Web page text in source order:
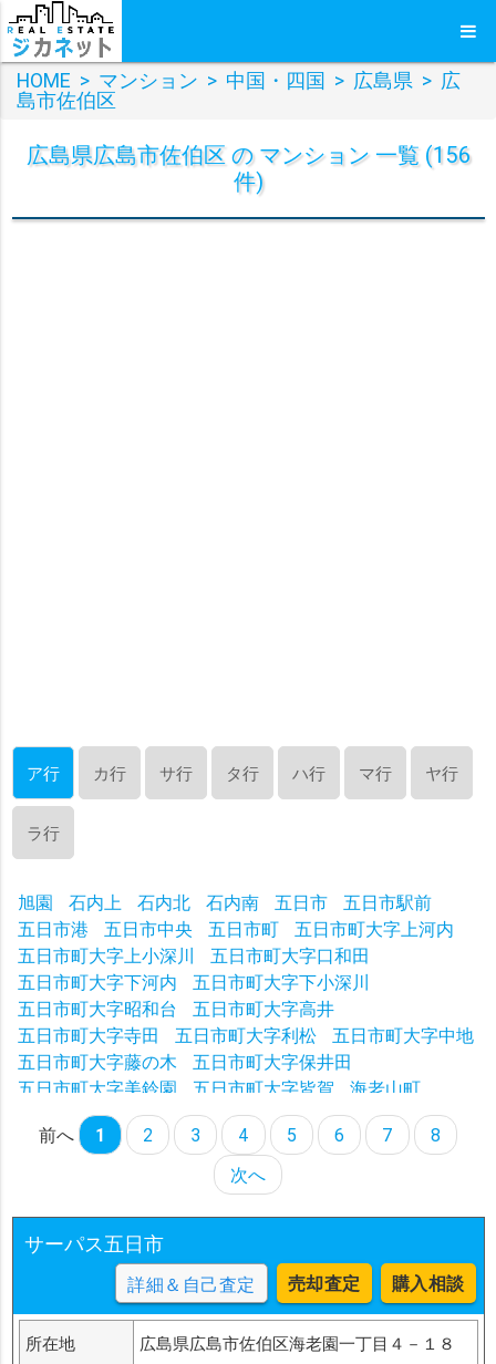
HOME > マンション > 中国・四国 > 広島県 > 広
島市佐伯区
広島県広島市佐伯区 の マンション 一覧 (156
件)
ア行 カ行 サ行 タ行 ハ行 マ行 ヤ行
ラ行
旭園 石内上 石内北 石内南 五日市
五日市駅前
五日市港
五日市中央 五日市町
五日市町大字上河内
五日市町大字上小深川
五日市町大字口和田
五日市町大字下河内
五日市町大字下小深川
五日市町大字昭和台
五日市町大字高井
五日市町大字寺田
五日市町大字利松
五日市町大字中地
五日市町大字藤の木
五日市町大字保井田
五日市町大字美鈴園
五日市町大字皆賀
海老山町
五日市町大字石内
五日市町下河内
五日市町下小深川
五日市町皆賀
五日市町昭和台
五日市町上小深川
五日市町美鈴園
五日市町利松
前へ 1 2 3 4 5 6 7
8
次へ
サーパス五日市
詳細＆自己査定 売却査定 購入相談
所在地 広島県広島市佐伯区海老園一丁目４－１８